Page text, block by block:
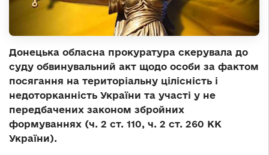
Донецька обласна прокуратура скерувала до
суду обвинувальний акт щодо особи за фактом
посягання на територіальну цілісність і
недоторканність України та участі у не
передбачених законом збройних
формуваннях (ч. 2 ст. 110, ч. 2 ст. 260 КК
України).